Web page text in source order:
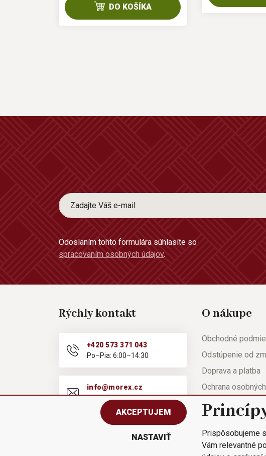
DO KOŠÍKA
Odoslaním tohto formulára súhlasíte so
spracovaním osobných údajov.
Rýchly kontakt
+420 573 371 043
Po–Pia: 6:00–14:30
info@morex.cz
Po–Pia: 6:00–14:30
O nákupe
Obchodné
Odstúpenie od
Doprava a platba
Ochrana
Nápoveda
Reklamačný list
Rýchla objednávka
AKCEPTUJEM
NASTAVIŤ
Prispôsobujeme
Vám relevantné